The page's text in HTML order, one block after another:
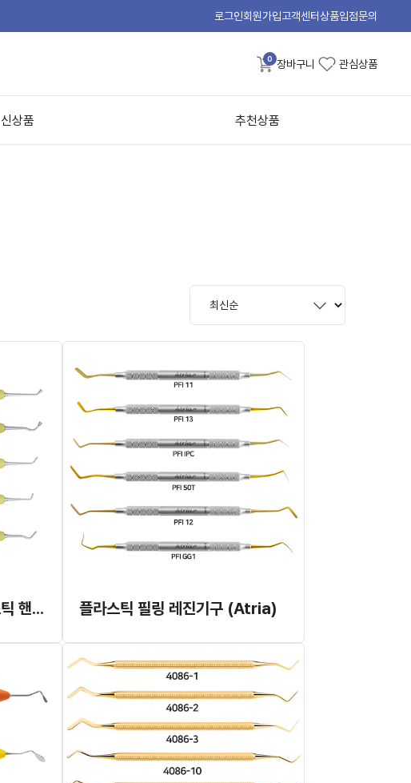
로그인회원가입고객센터상품입점문의
0 장바구니 관심상품
신상품 추천상품
플라스틱 필링기구 (플라스틱 핸들) 플라스틱 필링 레진기구 (Atria)